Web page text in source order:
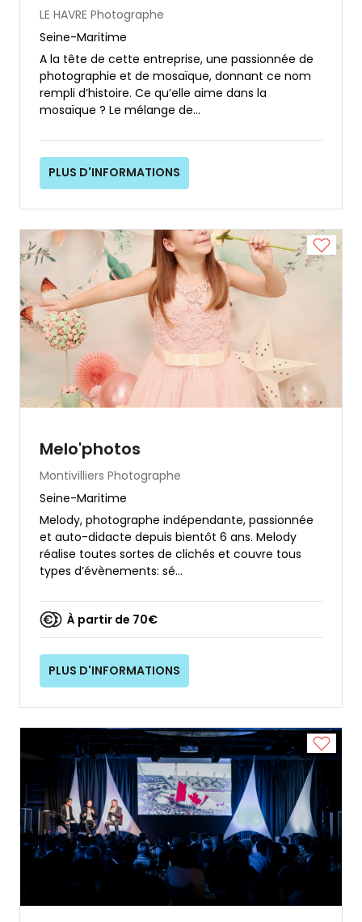
LE HAVRE Photographe
Seine-Maritime
A la tête de cette entreprise, une passionnée de
photographie et de mosaïque, donnant ce nom
rempli d’histoire. Ce qu’elle aime dans la
mosaïque ? Le mélange de...
PLUS D'INFORMATIONS
Melo'photos
Montivilliers Photographe
Seine-Maritime
Melody, photographe indépendante, passionnée
et auto-didacte depuis bientôt 6 ans. Melody
réalise toutes sortes de clichés et couvre tous
types d’évènements: sé...
À partir de 70€
PLUS D'INFORMATIONS